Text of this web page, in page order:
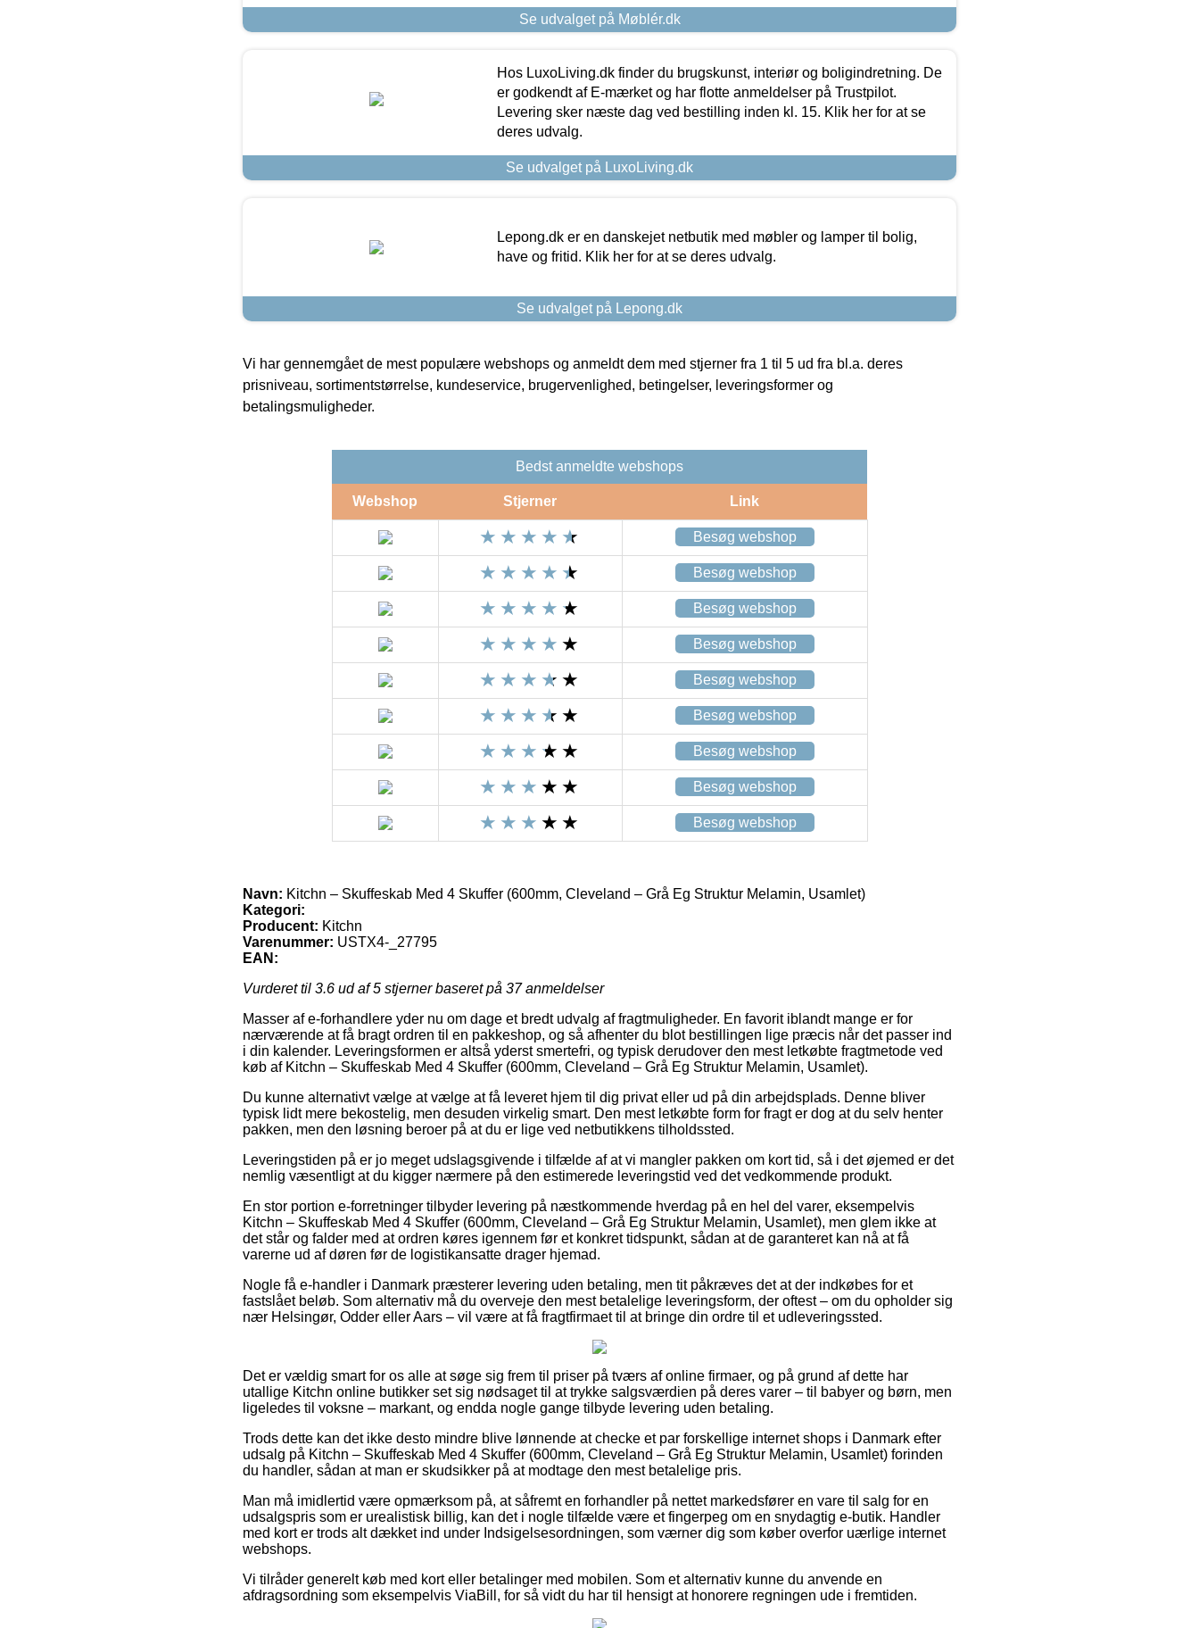
Se udvalget på Møblér.dk
Hos LuxoLiving.dk finder du brugskunst, interiør og boligindretning. De
er godkendt af E-mærket og har flotte anmeldelser på Trustpilot.
Levering sker næste dag ved bestilling inden kl. 15. Klik her for at se
deres udvalg.
Se udvalget på LuxoLiving.dk
Lepong.dk er en danskejet netbutik med møbler og lamper til bolig,
have og fritid. Klik her for at se deres udvalg.
Se udvalget på Lepong.dk
Vi har gennemgået de mest populære webshops og anmeldt dem med stjerner fra 1 til 5 ud fra bl.a. deres
prisniveau, sortimentstørrelse, kundeservice, brugervenlighed, betingelser, leveringsformer og
betalingsmuligheder.
Bedst anmeldte webshops
Webshop Stjerner Link
Besøg webshop
Besøg webshop
Besøg webshop
Besøg webshop
Besøg webshop
Besøg webshop
Besøg webshop
Besøg webshop
Besøg webshop
Navn: Kitchn – Skuffeskab Med 4 Skuffer (600mm, Cleveland – Grå Eg Struktur Melamin, Usamlet)
Kategori:
Producent: Kitchn
Varenummer: USTX4-_27795
EAN:
Vurderet til 3.6 ud af 5 stjerner baseret på 37anmeldelser
Masser af e-forhandlere yder nu om dage et bredt udvalg af fragtmuligheder. En favorit iblandt mange er for
nærværende at få bragt ordren til en pakkeshop, og så afhenter du blot bestillingen lige præcis når det passer ind
i din kalender. Leveringsformen er altså yderst smertefri, og typisk derudover den mest letkøbte fragtmetode ved
køb af Kitchn – Skuffeskab Med 4 Skuffer (600mm, Cleveland – Grå Eg Struktur Melamin, Usamlet).
Du kunne alternativt vælge at vælge at få leveret hjem til dig privat eller ud på din arbejdsplads. Denne bliver
typisk lidt mere bekostelig, men desuden virkelig smart. Den mest letkøbte form for fragt er dog at du selv henter
pakken, men den løsning beroer på at du er lige ved netbutikkens tilholdssted.
Leveringstiden på er jo meget udslagsgivende i tilfælde af at vi mangler pakken om kort tid, så i det øjemed er det
nemlig væsentligt at du kigger nærmere på den estimerede leveringstid ved det vedkommende produkt.
En stor portion e-forretninger tilbyder levering på næstkommende hverdag på en hel del varer, eksempelvis
Kitchn – Skuffeskab Med 4 Skuffer (600mm, Cleveland – Grå Eg Struktur Melamin, Usamlet), men glem ikke at
det står og falder med at ordren køres igennem før et konkret tidspunkt, sådan at de garanteret kan nå at få
varerne ud af døren før de logistikansatte drager hjemad.
Nogle få e-handler i Danmark præsterer levering uden betaling, men tit påkræves det at der indkøbes for et
fastslået beløb. Som alternativ må du overveje den mest betalelige leveringsform, der oftest – om du opholder sig
nær Helsingør, Odder eller Aars – vil være at få fragtfirmaet til at bringe din ordre til et udleveringssted.
Det er vældig smart for os alle at søge sig frem til priser på tværs af online firmaer, og på grund af dette har
utallige Kitchn online butikker set sig nødsaget til at trykke salgsværdien på deres varer – til babyer og børn, men
ligeledes til voksne – markant, og endda nogle gange tilbyde levering uden betaling.
Trods dette kan det ikke desto mindre blive lønnende at checke et par forskellige internet shops i Danmark efter
udsalg på Kitchn – Skuffeskab Med 4 Skuffer (600mm, Cleveland – Grå Eg Struktur Melamin, Usamlet) forinden
du handler, sådan at man er skudsikker på at modtage den mest betalelige pris.
Man må imidlertid være opmærksom på, at såfremt en forhandler på nettet markedsfører en vare til salg for en
udsalgspris som er urealistisk billig, kan det i nogle tilfælde være et fingerpeg om en snydagtig e-butik. Handler
med kort er trods alt dækket ind under Indsigelsesordningen, som værner dig som køber overfor uærlige internet
webshops.
Vi tilråder generelt køb med kort eller betalinger med mobilen. Som et alternativ kunne du anvende en
afdragsordning som eksempelvis ViaBill, for så vidt du har til hensigt at honorere regningen ude i fremtiden.